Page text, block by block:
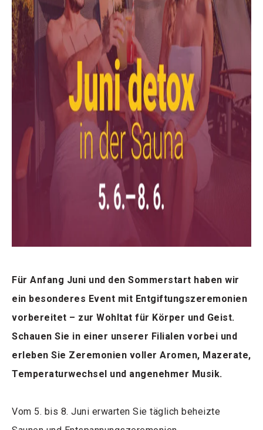
Für Anfang Juni und den Sommerstart haben wir
ein besonderes Event mit Entgiftungszeremonien
vorbereitet – zur Wohltat für Körper und Geist.
Schauen Sie in einer unserer Filialen vorbei und
erleben Sie Zeremonien voller Aromen, Mazerate,
Temperaturwechsel und angenehmer Musik.
Vom 5. bis 8. Juni erwarten Sie täglich beheizte